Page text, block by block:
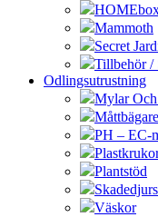
Mammoth
Secret
Tillbehör /
Odlingsutrustning
Mylar
PH – EC-
Plantstöd
Väskor